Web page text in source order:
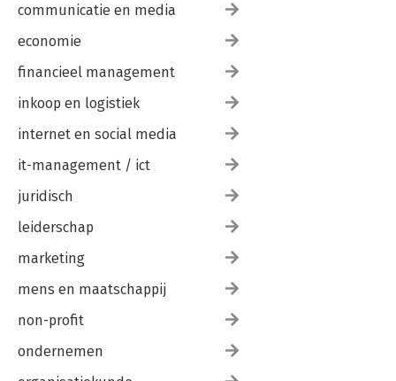
communicatie en media
economie
financieel management
inkoop en logistiek
internet en social media
it-management / ict
juridisch
leiderschap
marketing
mens en maatschappij
non-profit
ondernemen